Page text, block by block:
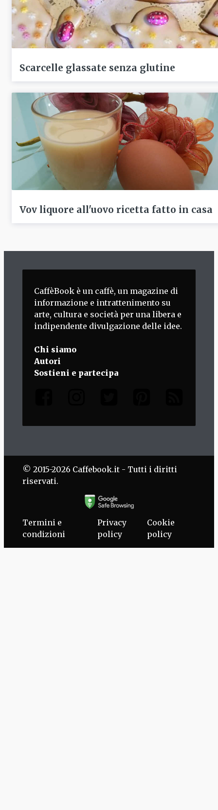
Scarcelle glassate senza glutine
Vov liquore all'uovo ricetta fatto in casa
CaffèBook è un caffè, un magazine di
informazione e intrattenimento su
arte, cultura e società per una libera e
indipendente divulgazione delle idee.
Chi siamo
Autori
Sostieni e partecipa
© 2015-2026 Caffebook.it - Tutti i diritti
riservati.
Termini e
condizioni
Privacy
policy
Cookie
policy